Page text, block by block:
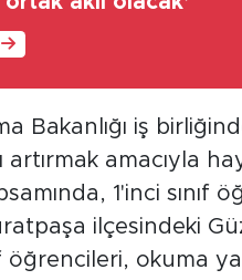
Bakanlığı iş
artırmak amacıyla
1'inci sınıf
ilçesindeki
öğrencileri, okuma